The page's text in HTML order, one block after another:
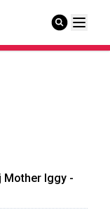
Mother Iggy -